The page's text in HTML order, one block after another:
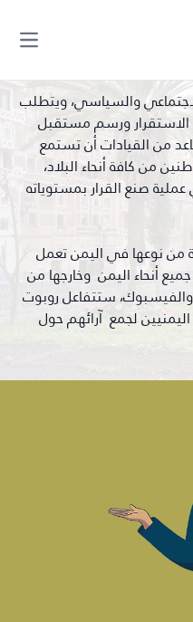
والسياسي، ويتطلب
الاستقرار ورسم مستقبل
من القيادات أن تستمع
من كافة أنحاء البلاد،
صنع القرار بمستوياته
نوعها في اليمن تعمل
أنحاء اليمن وخارجها من
ستتفاعل روبوت
لجمع آرائهم حول